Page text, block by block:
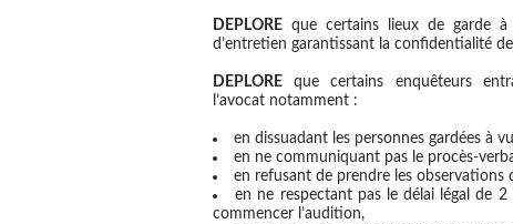
DEPLORE que certains lieux de garde
d’entretien garantissant la confidentialité
DEPLORE que certains enquêteurs
l’avocat notamment :
en dissuadant les personnes gardées à
en ne communiquant pas le procès-
en refusant de prendre les observations
en ne respectant pas le délai légal de
commencer l’audition,